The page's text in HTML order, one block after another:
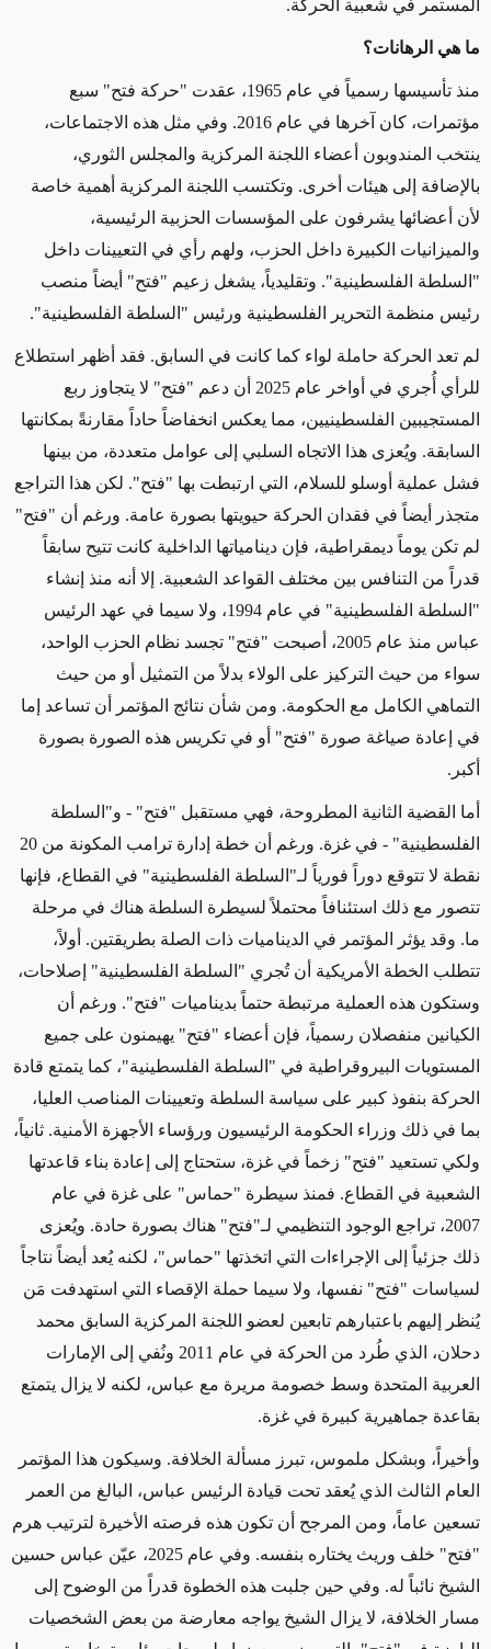
المستمر في شعبية الحركة.
ما هي الرهانات؟
منذ تأسيسها رسمياً في عام 1965، عقدت "حركة فتح" سبع
مؤتمرات، كان آخرها في عام 2016. وفي مثل هذه الاجتماعات،
ينتخب المندوبون أعضاء اللجنة المركزية والمجلس الثوري،
بالإضافة إلى هيئات أخرى. وتكتسب اللجنة المركزية أهمية خاصة
لأن أعضائها يشرفون على المؤسسات الحزبية الرئيسية،
والميزانيات الكبيرة داخل الحزب، ولهم رأي في التعيينات داخل
"السلطة الفلسطينية". وتقليدياً، يشغل زعيم "فتح" أيضاً منصب
رئيس منظمة التحرير الفلسطينية ورئيس "السلطة الفلسطينية".
لم تعد الحركة حاملة لواء كما كانت في السابق. فقد أظهر استطلاع
للرأي أُجري في أواخر عام 2025 أن دعم "فتح" لا يتجاوز ربع
المستجيبين الفلسطينيين، مما يعكس انخفاضاً حاداً مقارنةً بمكانتها
السابقة. ويُعزى هذا الاتجاه السلبي إلى عوامل متعددة، من بينها
فشل عملية أوسلو للسلام، التي ارتبطت بها "فتح". لكن هذا التراجع
متجذر أيضاً في فقدان الحركة حيويتها بصورة عامة. ورغم أن "فتح"
لم تكن يوماً ديمقراطية، فإن دينامياتها الداخلية كانت تتيح سابقاً
قدراً من التنافس بين مختلف القواعد الشعبية. إلا أنه منذ إنشاء
"السلطة الفلسطينية" في عام 1994، ولا سيما في عهد الرئيس
عباس منذ عام 2005، أصبحت "فتح" تجسد نظام الحزب الواحد،
سواء من حيث التركيز على الولاء بدلاً من التمثيل أو من حيث
التماهي الكامل مع الحكومة. ومن شأن نتائج المؤتمر أن تساعد إما
في إعادة صياغة صورة "فتح" أو في تكريس هذه الصورة بصورة
أكبر .
أما القضية الثانية المطروحة، فهي مستقبل "فتح" - و"السلطة
الفلسطينية" - في غزة. ورغم أن خطة إدارة ترامب المكونة من 20
نقطة لا تتوقع دوراً فورياً لـ"السلطة الفلسطينية" في القطاع، فإنها
تتصور مع ذلك استئنافاً محتملاً لسيطرة السلطة هناك في مرحلة
ما. وقد يؤثر المؤتمر في الديناميات ذات الصلة بطريقتين. أولاً،
تتطلب الخطة الأمريكية أن تُجري "السلطة الفلسطينية" إصلاحات،
وستكون هذه العملية مرتبطة حتماً بديناميات "فتح". ورغم أن
الكيانين منفصلان رسمياً، فإن أعضاء "فتح" يهيمنون على جميع
المستويات البيروقراطية في "السلطة الفلسطينية"، كما يتمتع قادة
الحركة بنفوذ كبير على سياسة السلطة وتعيينات المناصب العليا،
بما في ذلك وزراء الحكومة الرئيسيون ورؤساء الأجهزة الأمنية. ثانياً،
ولكي تستعيد "فتح" زخماً في غزة، ستحتاج إلى إعادة بناء قاعدتها
الشعبية في القطاع. فمنذ سيطرة "حماس" على غزة في عام
2007، تراجع الوجود التنظيمي لـ"فتح" هناك بصورة حادة. ويُعزى
ذلك جزئياً إلى الإجراءات التي اتخذتها "حماس"، لكنه يُعد أيضاً نتاجاً
لسياسات "فتح" نفسها، ولا سيما حملة الإقصاء التي استهدفت مَن
يُنظر إليهم باعتبارهم تابعين لعضو اللجنة المركزية السابق محمد
دحلان، الذي طُرد من الحركة في عام 2011 ونُفي إلى الإمارات
العربية المتحدة وسط خصومة مريرة مع عباس، لكنه لا يزال يتمتع
بقاعدة جماهيرية كبيرة في غزة.
وأخيراً، وبشكل ملموس، تبرز مسألة الخلافة. وسيكون هذا المؤتمر
العام الثالث الذي يُعقد تحت قيادة الرئيس عباس، البالغ من العمر
تسعين عاماً، ومن المرجح أن تكون هذه فرصته الأخيرة لترتيب هرم
"فتح" خلف وريث يختاره بنفسه. وفي عام 2025، عيّن عباس حسين
الشيخ نائباً له. وفي حين جلبت هذه الخطوة قدراً من الوضوح إلى
مسار الخلافة، لا يزال الشيخ يواجه معارضة من بعض الشخصيات